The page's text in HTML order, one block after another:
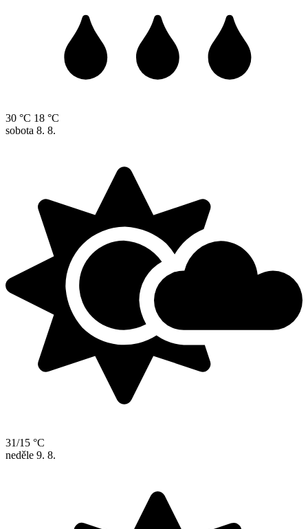
30 °C 18 °C
sobota 8. 8.
31/15 °C
neděle 9. 8.